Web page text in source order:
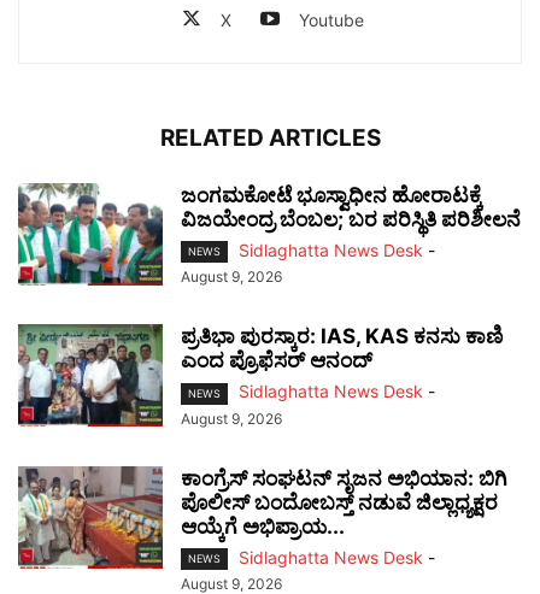
X Youtube
RELATED ARTICLES
ಜಂಗಮಕೋಟೆ ಭೂಸ್ವಾಧೀನ ಹೋರಾಟಕ್ಕೆ
ವಿಜಯೇಂದ್ರ ಬೆಂಬಲ; ಬರ ಪರಿಸ್ಥಿತಿ ಪರಿಶೀಲನೆ
NEWS Sidlaghatta News Desk -
August 9, 2026
ಪ್ರತಿಭಾ ಪುರಸ್ಕಾರ: IAS, KAS ಕನಸು ಕಾಣಿ
ಎಂದ ಪ್ರೊಫೆಸರ್ ಆನಂದ್
NEWS Sidlaghatta News Desk -
August 9, 2026
ಕಾಂಗ್ರೆಸ್ ಸಂಘಟನ್ ಸೃಜನ ಅಭಿಯಾನ: ಬಿಗಿ
ಪೊಲೀಸ್ ಬಂದೋಬಸ್ತ್ ನಡುವೆ ಜಿಲ್ಲಾಧ್ಯಕ್ಷರ
ಆಯ್ಕೆಗೆ ಅಭಿಪ್ರಾಯ...
NEWS Sidlaghatta News Desk -
August 9, 2026